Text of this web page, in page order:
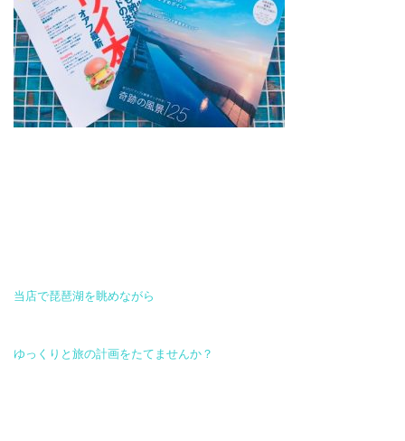
当店で琵琶湖を眺めながら
ゆっくりと旅の計画をたてませんか？